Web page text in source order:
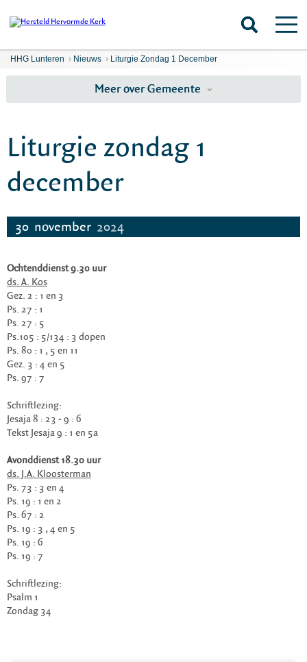
HHG Lunteren › Nieuws › Liturgie Zondag 1 December
Meer over Gemeente
Liturgie zondag 1
december
30 november 2024
Ochtenddienst 9.30 uur
ds. A. Kos
Gez. 2 : 1 en 3
Ps. 27 : 1
Ps. 27 : 5
Ps.105 : 5/134 : 3 dopen
Ps. 80 : 1 , 5 en 11
Gez. 3 : 4 en 5
Ps. 97 : 7
Schriftlezing:
Jesaja 8 : 23 - 9 : 6
Tekst Jesaja 9 : 1 en 5a
Avonddienst 18.30 uur
ds. J.A. Kloosterman
Ps. 73 : 3 en 4
Ps. 19 : 1 en 2
Ps. 67 : 2
Ps. 19 : 3 , 4 en 5
Ps. 19 : 6
Ps. 19 : 7
Schriftlezing:
Psalm 1
Zondag 34